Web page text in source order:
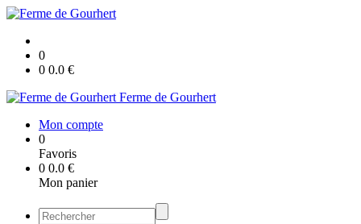
0
0 0.0 €
Ferme de Gourhert
Mon compte
0
Favoris
0 0.0 €
Mon panier